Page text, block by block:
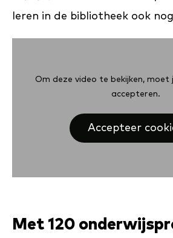
Om deze video te bekijken, moet
accepteren.
Accepteer
leren in de bibliotheek ook
Met 120